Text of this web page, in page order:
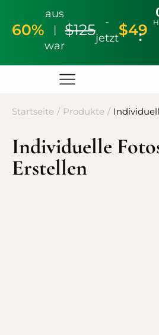
60%
aus
|
war
$125
-
jetzt$49
Startseite / Produkte /
Individuelle
Erstellen